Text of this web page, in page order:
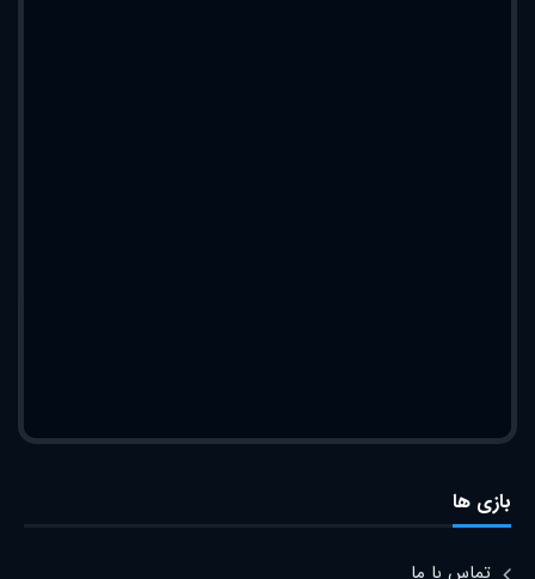
بازی ها
تماس با ما